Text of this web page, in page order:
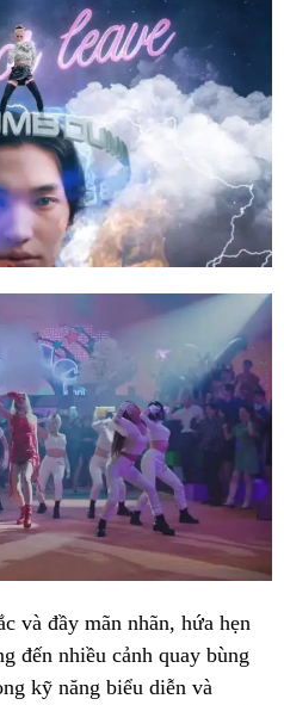
và đầy mãn nhãn, hứa hẹn
đến nhiều cảnh quay bùng
kỹ năng biểu diễn và